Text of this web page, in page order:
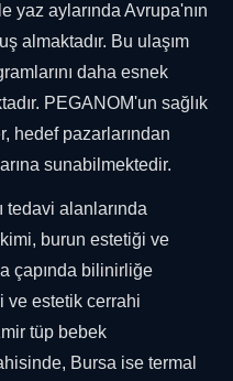
yaz aylarında Avrupa'nın
almaktadır. Bu ulaşım
daha esnek
PEGANOM'un sağlık
hedef pazarlarından
sunabilmektedir.
tedavi alanlarında
burun estetiği ve
çapında bilinirliğe
ve estetik cerrahi
tüp bebek
Bursa ise termal